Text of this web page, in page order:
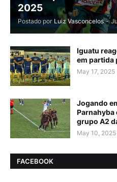
2025
Postado por Luiz Vasconcelos -
Iguatu
em partida
May 17, 2025
Jogando
Parnahyba
grupo A2
May 10, 2025
FACEBOOK